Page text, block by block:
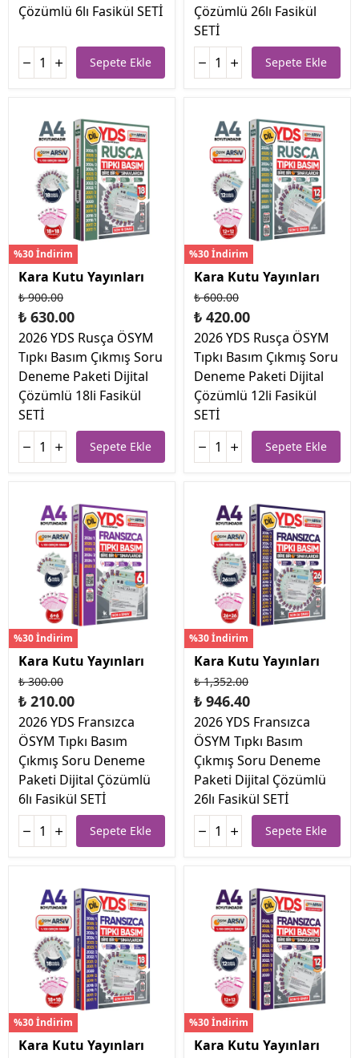
Çözümlü 6lı Fasikül SETİ
Sepete Ekle
Çözümlü 26lı Fasikül
SETİ
Sepete Ekle
%30 İndirim
Kara Kutu Yayınları
₺ 900.00
₺ 630.00
2026 YDS Rusça ÖSYM
Tıpkı Basım Çıkmış Soru
Deneme Paketi Dijital
Çözümlü 18li Fasikül
SETİ
Sepete Ekle
%30 İndirim
Kara Kutu Yayınları
₺ 600.00
₺ 420.00
2026 YDS Rusça ÖSYM
Tıpkı Basım Çıkmış Soru
Deneme Paketi Dijital
Çözümlü 12li Fasikül
SETİ
Sepete Ekle
%30 İndirim
Kara Kutu Yayınları
₺ 300.00
₺ 210.00
2026 YDS Fransızca
ÖSYM Tıpkı Basım
Çıkmış Soru Deneme
Paketi Dijital Çözümlü
6lı Fasikül SETİ
Sepete Ekle
%30 İndirim
Kara Kutu Yayınları
₺ 1,352.00
₺ 946.40
2026 YDS Fransızca
ÖSYM Tıpkı Basım
Çıkmış Soru Deneme
Paketi Dijital Çözümlü
26lı Fasikül SETİ
Sepete Ekle
%30 İndirim
Kara Kutu Yayınları
%30 İndirim
Kara Kutu Yayınları